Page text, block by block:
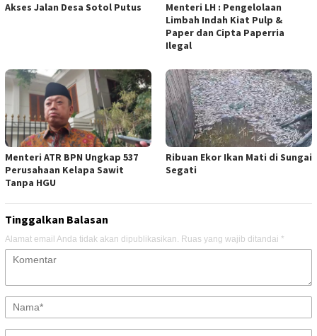
Akses Jalan Desa Sotol Putus
Menteri LH : Pengelolaan
Limbah Indah Kiat Pulp &
Paper dan Cipta Paperria
Ilegal
Menteri ATR BPN Ungkap 537
Perusahaan Kelapa Sawit
Tanpa HGU
Ribuan Ekor Ikan Mati di Sungai
Segati
Tinggalkan Balasan
Alamat email Anda tidak akan dipublikasikan. Ruas yang wajib ditandai *